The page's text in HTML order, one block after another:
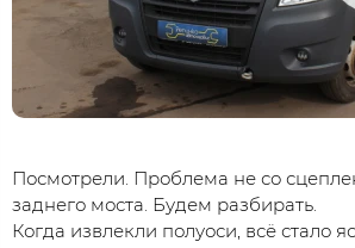
Посмотрели. Проблема не со
заднего моста. Будем разбирать.
Когда извлекли полуоси, всё стало